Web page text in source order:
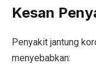
Kesan
Penyakit jantung
menyebabkan: